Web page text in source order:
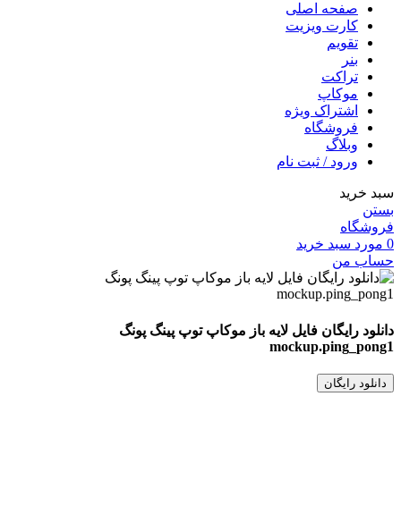
صفحه اصلی
کارت ویزیت
تقویم
بنر
تراکت
موکاپ
اشتراک ویژه
فروشگاه
وبلاگ
ورود / ثبت نام
سبد خرید
بستن
فروشگاه
0 مورد سبد خرید
حساب من
دانلود رایگان فایل لایه باز موکاپ توپ پینگ پونگ
mockup.ping_pong1
دانلود رایگان